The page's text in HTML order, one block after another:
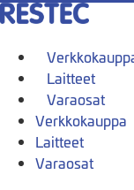
Laitteet
Varaosat
Verkkokauppa
Laitteet
Varaosat